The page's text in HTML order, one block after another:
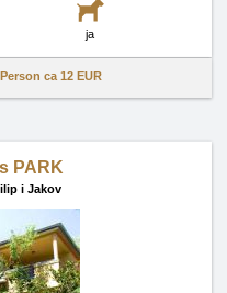
ja
ca 12 EUR
PARK
i Jakov